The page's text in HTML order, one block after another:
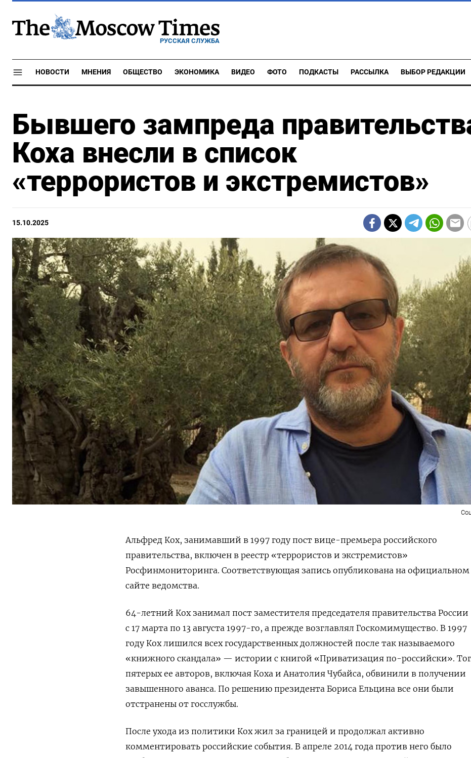
РУССКАЯ СЛУЖБА
НОВОСТИ МНЕНИЯ ОБЩЕСТВО ЭКОНОМИКА ВИДЕО ФОТО ПОДКАСТЫ РАССЫЛКА ВЫБОР РЕДАКЦИИ
Бывшего зампреда
Коха внесли в список
«террористов и экстремистов»
15.10.2025
Альфред Кох, занимавший в 1997 году пост вице-премьера российского
правительства, включен в реестр «террористов и экстремистов»
Росфинмониторинга. Соответствующая запись опубликована на официальном
сайте ведомства.
64-летний Кох занимал пост заместителя председателя правительства России
с 17 марта по 13 августа 1997-го, а прежде возглавлял Госкомимущество. В 1997
году Кох лишился всех государственных должностей после так называемого
«книжного скандала» — истории с книгой «Приватизация по-российски».
пятерых ее авторов, включая Коха и Анатолия Чубайса, обвинили в получении
завышенного аванса. По решению президента Бориса Ельцина все они были
отстранены от госслужбы.
После ухода из политики Кох жил за границей и продолжал активно
комментировать российские события. В апреле 2014 года против него было